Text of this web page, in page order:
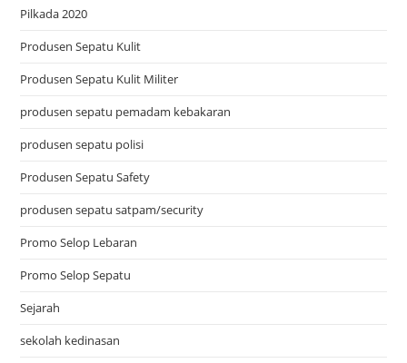
Pilkada 2020
Produsen Sepatu Kulit
Produsen Sepatu Kulit Militer
produsen sepatu pemadam kebakaran
produsen sepatu polisi
Produsen Sepatu Safety
produsen sepatu satpam/security
Promo Selop Lebaran
Promo Selop Sepatu
Sejarah
sekolah kedinasan